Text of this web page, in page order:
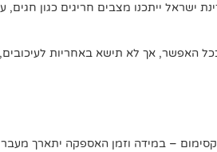
ייתכנו מצבים חריגים כגון חגים,
האפשר, אך לא תישא באחריות לעיכובים,
– במידה וזמן האספקה יתארך